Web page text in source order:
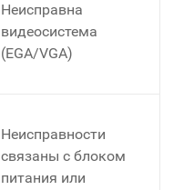
Неисправна
видеосистема
(EGA/VGA)
Неисправности
связаны с блоком
питания или